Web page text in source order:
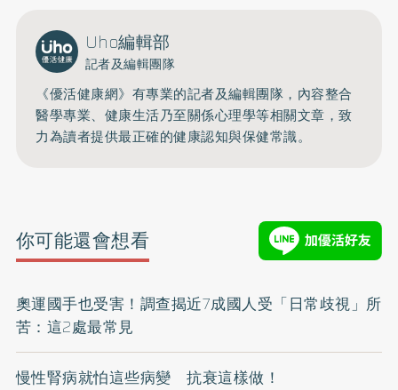
Uho編輯部
記者及編輯團隊
《優活健康網》有專業的記者及編輯團隊，內容整合
醫學專業、健康生活乃至關係心理學等相關文章，致
力為讀者提供最正確的健康認知與保健常識。
你可能還會想看
奧運國手也受害！調查揭近7成國人受「日常歧視」所
苦：這2處最常見
慢性腎病就怕這些病變 抗衰這樣做！